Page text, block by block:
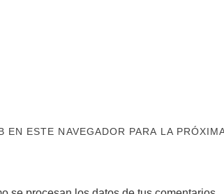
ESTE NAVEGADOR PARA LA